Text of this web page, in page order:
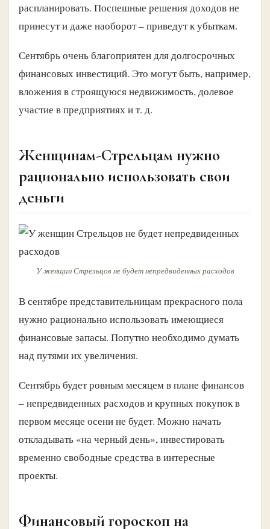
распланировать. Поспешные решения доходов не
принесут и даже наоборот – приведут к убыткам.
Сентябрь очень благоприятен для долгосрочных
финансовых инвестиций. Это могут быть, например,
вложения в строящуюся недвижимость, долевое
участие в предприятиях и т. д.
Женщинам-Стрельцам нужно
рационально использовать свои
деньги
У женщин Стрельцов не будет непредвиденных расходов
В сентябре представительницам прекрасного пола
нужно рационально использовать имеющиеся
финансовые запасы. Попутно необходимо думать
над путями их увеличения.
Сентябрь будет ровным месяцем в плане финансов
– непредвиденных расходов и крупных покупок в
первом месяце осени не будет. Можно начать
откладывать «на черный день», инвестировать
временно свободные средства в интересные
проекты.
Финансовый гороскоп на